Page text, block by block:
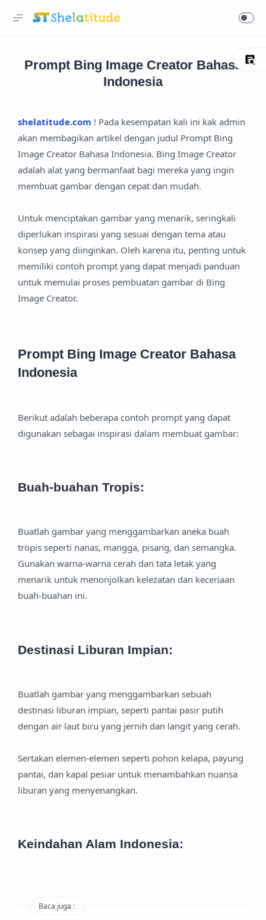
Prompt Bing Image Creator Bahasa
Indonesia
shelatitude.com ! Pada kesempatan kali ini kak admin
akan membagikan artikel dengan judul Prompt Bing
Image Creator Bahasa Indonesia. Bing Image Creator
adalah alat yang bermanfaat bagi mereka yang ingin
membuat gambar dengan cepat dan mudah.
Untuk menciptakan gambar yang menarik, seringkali
diperlukan inspirasi yang sesuai dengan tema atau
konsep yang diinginkan. Oleh karena itu, penting untuk
memiliki contoh prompt yang dapat menjadi panduan
untuk memulai proses pembuatan gambar di Bing
Image Creator.
Prompt Bing Image Creator Bahasa
Indonesia
Berikut adalah beberapa contoh prompt yang dapat
digunakan sebagai inspirasi dalam membuat gambar:
Buah-buahan Tropis:
Buatlah gambar yang menggambarkan aneka buah
tropis seperti nanas, mangga, pisang, dan semangka.
Gunakan warna-warna cerah dan tata letak yang
menarik untuk menonjolkan kelezatan dan keceriaan
buah-buahan ini.
Destinasi Liburan Impian:
Buatlah gambar yang menggambarkan sebuah
destinasi liburan impian, seperti pantai pasir putih
dengan air laut biru yang jernih dan langit yang cerah.
Sertakan elemen-elemen seperti pohon kelapa, payung
pantai, dan kapal pesiar untuk menambahkan nuansa
liburan yang menyenangkan.
Keindahan Alam Indonesia:
Baca juga :